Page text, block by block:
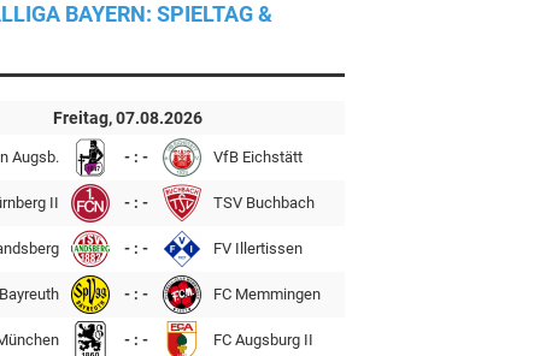
BAYERN: SPIELTAG &
Freitag, 07.08.2026
Augsb. - : - VfB Eichstätt
II - : - TSV Buchbach
- : - FV Illertissen
- : - FC Memmingen
- : - FC Augsburg II